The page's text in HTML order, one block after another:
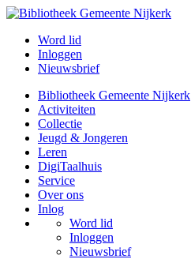
Word lid
Inloggen
Nieuwsbrief
Bibliotheek Gemeente Nijkerk
Activiteiten
Collectie
Jeugd & Jongeren
Leren
DigiTaalhuis
Service
Over ons
Inlog
Word lid
Inloggen
Nieuwsbrief